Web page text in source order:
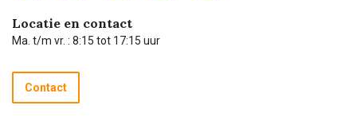
Hulp op afstand
Technische dienst
Recycle programma
Betalen
Carel de podcast
Locatie en contact
Ma. t/m vr. : 8:15 tot 17:15 uur
Contact